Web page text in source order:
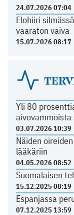
24.07.2026 07:04
Elohiiri
vaaraton vaiva
15.07.2026 08:17
Yli 80
03.07.2026 10:39
Näiden
lääkäriin
04.05.2026 08:52
Suomalaisen
15.12.2025 08:19
Espanjassa
07.12.2025 13:59